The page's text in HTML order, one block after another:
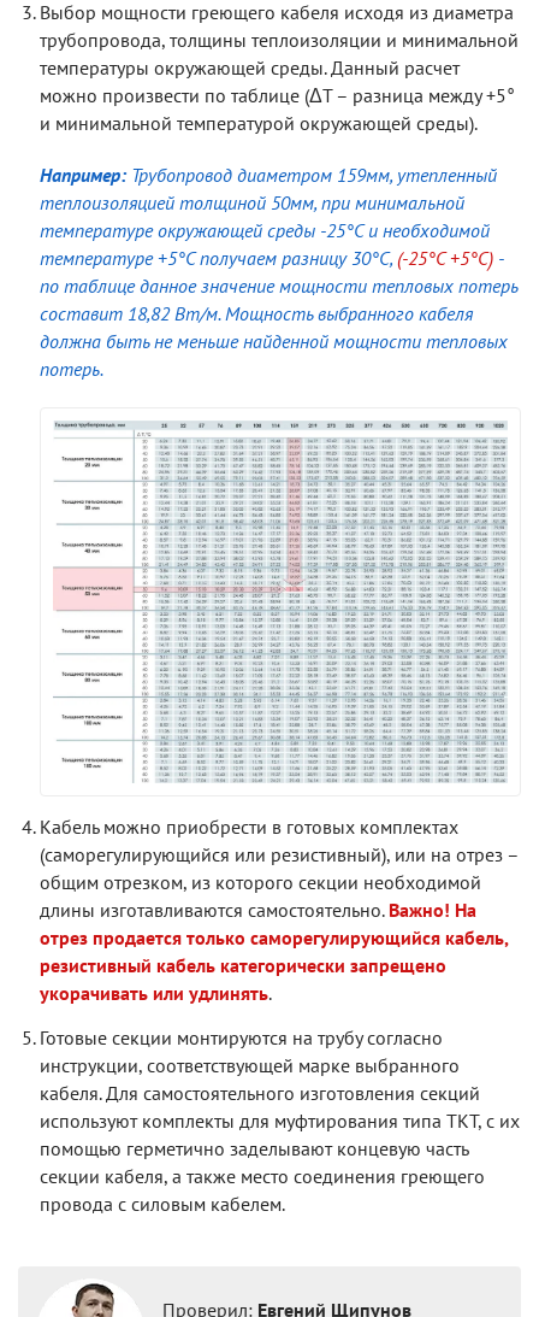
Выбор мощности греющего кабеля исходя из диаметра
трубопровода, толщины теплоизоляции и минимальной
температуры окружающей среды. Данный расчет
можно произвести по таблице (ΔТ – разница между +5°
и минимальной температурой окружающей среды).
Например: Трубопровод диаметром 159мм, утепленный
теплоизоляцией толщиной 50мм, при минимальной
температуре окружающей среды -25°С и необходимой
температуре +5°С получаем разницу 30°С, (-25°С +5°С) -
по таблице данное значение мощности тепловых потерь
составит 18,82 Вт/м. Мощность выбранного кабеля
должна быть не меньше найденной мощности тепловых
потерь.
Кабель можно приобрести в готовых комплектах
(саморегулирующийся или резистивный), или на отрез –
общим отрезком, из которого секции необходимой
длины изготавливаются самостоятельно. Важно! На
отрез продается только саморегулирующийся кабель,
резистивный кабель категорически запрещено
укорачивать или удлинять.
Готовые секции монтируются на трубу согласно
инструкции, соответствующей марке выбранного
кабеля. Для самостоятельного изготовления секций
используют комплекты для муфтирования типа ТКТ, с их
помощью герметично заделывают концевую часть
секции кабеля, а также место соединения греющего
провода с силовым кабелем.
Проверил: Евгений Щипунов